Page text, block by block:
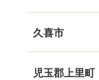
久喜市
児玉郡上里町